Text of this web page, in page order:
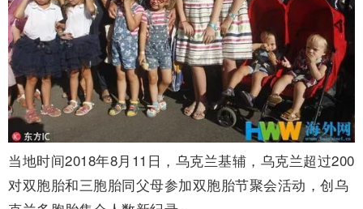
当地时间2018年8月11日，乌克兰基辅，乌克兰超过200
对双胞胎和三胞胎同父母参加双胞胎节聚会活动，创乌